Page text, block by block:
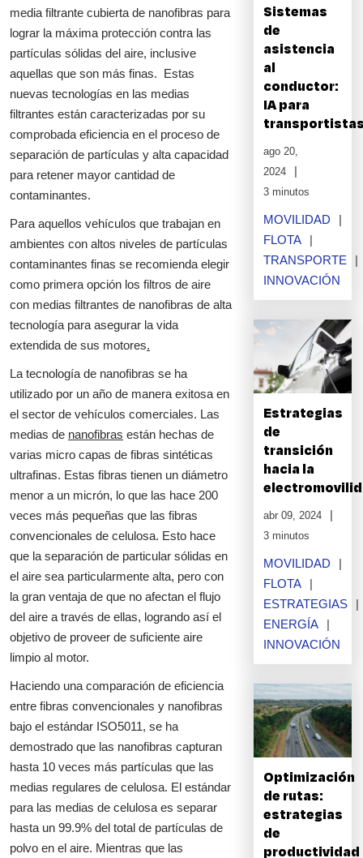
media filtrante cubierta de nanofibras para
lograr la máxima protección contra las
partículas sólidas del aire, inclusive
aquellas que son más finas. Estas
nuevas tecnologías en las medias
filtrantes están caracterizadas por su
comprobada eficiencia en el proceso de
separación de partículas y alta capacidad
para retener mayor cantidad de
contaminantes.
Para aquellos vehículos que trabajan en
ambientes con altos niveles de partículas
contaminantes finas se recomienda elegir
como primera opción los filtros de aire
con medias filtrantes de nanofibras de alta
tecnología para asegurar la vida
extendida de sus motores.
La tecnología de nanofibras se ha
utilizado por un año de manera exitosa en
el sector de vehículos comerciales. Las
medias de nanofibras están hechas de
varias micro capas de fibras sintéticas
ultrafinas. Estas fibras tienen un diámetro
menor a un micrón, lo que las hace 200
veces más pequeñas que las fibras
convencionales de celulosa. Esto hace
que la separación de particular sólidas en
el aire sea particularmente alta, pero con
la gran ventaja de que no afectan el flujo
del aire a través de ellas, logrando así el
objetivo de proveer de suficiente aire
limpio al motor.
Haciendo una comparación de eficiencia
entre fibras convencionales y nanofibras
bajo el estándar ISO5011, se ha
demostrado que las nanofibras capturan
hasta 10 veces más partículas que las
medias regulares de celulosa. El estándar
para las medias de celulosa es separar
hasta un 99.9% del total de partículas de
polvo en el aire. Mientras que las
Sistemas
de
asistencia
al
conductor:
IA para
ago 20,
2024
3 minutos
MOVILIDAD
FLOTA
TRANSPORTE
INNOVACIÓN
Estrategias
de
transición
hacia la
abr 09, 2024
3 minutos
MOVILIDAD
FLOTA
ESTRATEGIAS
ENERGÍA
INNOVACIÓN
Optimización
de rutas:
estrategias
de
productividad